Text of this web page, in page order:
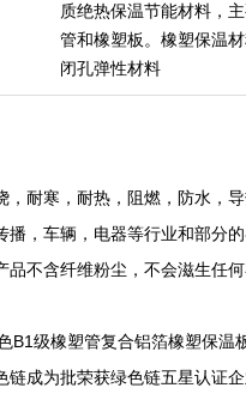
质绝热保温节能材料，
管和橡塑板。橡塑保温
闭孔弹性材料
耐寒，耐热，阻燃，防水，
，车辆，电器等行业和部分
不含纤维粉尘，不会滋生任
B1级橡塑管复合铝箔橡塑保温
为批荣获绿色链五星认证企